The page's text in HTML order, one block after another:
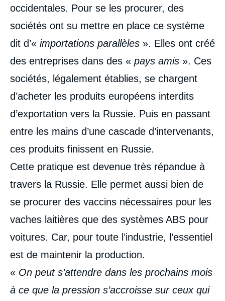
occidentales. Pour se les procurer, des
sociétés ont su mettre en place ce système
dit d’« importations parallèles ». Elles ont créé
des entreprises dans des « pays amis ». Ces
sociétés, légalement établies, se chargent
d’acheter les produits européens interdits
d’exportation vers la Russie. Puis en passant
entre les mains d’une cascade d’intervenants,
ces produits finissent en Russie.
Cette pratique est devenue très répandue à
travers la Russie. Elle permet aussi bien de
se procurer des vaccins nécessaires pour les
vaches laitières que des systèmes ABS pour
voitures. Car, pour toute l’industrie, l’essentiel
est de maintenir la production.
« On peut s’attendre dans les prochains mois
à ce que la pression s’accroisse sur ceux qui